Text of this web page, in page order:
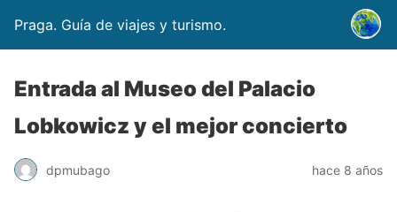
Praga. Guía de viajes y turismo.
Entrada al Museo del Palacio
Lobkowicz y el mejor concierto
dpmubago hace 8 años